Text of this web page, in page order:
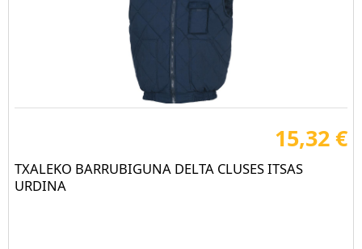
15,32 €
TXALEKO BARRUBIGUNA DELTA CLUSES ITSAS
URDINA